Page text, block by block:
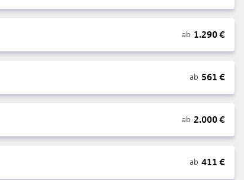
ab 1.290€
ab 561 €
ab 2.000€
ab 411 €